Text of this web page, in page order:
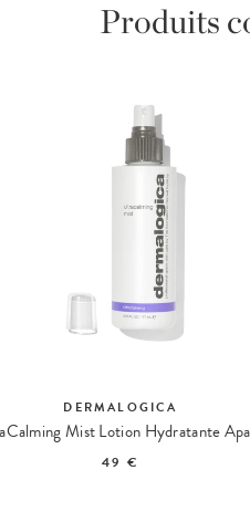
Produits
DERMALOGICA
49 €